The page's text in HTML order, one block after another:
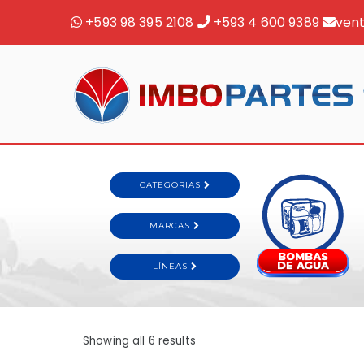
+593 98 395 2108 +593 4 600 9389
Showing all 6 results